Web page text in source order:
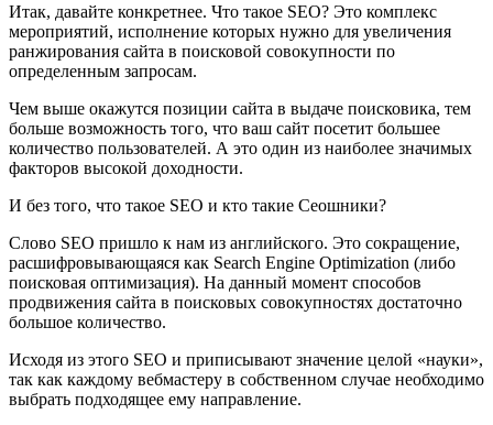
Итак, давайте конкретнее. Что такое SEO? Это комплекс
мероприятий, исполнение которых нужно для увеличения
ранжирования сайта в поисковой совокупности по
определенным запросам.
Чем выше окажутся позиции сайта в выдаче поисковика, тем
больше возможность того, что ваш сайт посетит большее
количество пользователей. А это один из наиболее значимых
факторов высокой доходности.
И без того, что такое SEO и кто такие Сеошники?
Слово SEО пришло к нам из английского. Это сокращение,
расшифровывающаяся как Search Engine Optimization (либо
поисковая оптимизация). На данный момент способов
продвижения сайта в поисковых совокупностях достаточно
большое количество.
Исходя из этого SEО и приписывают значение целой «науки»,
так как каждому вебмастеру в собственном случае необходимо
выбрать подходящее ему направление.